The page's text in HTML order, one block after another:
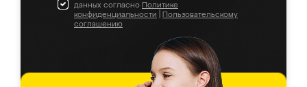
данных согласно Политике
конфиденциальности
Пользовательскому
соглашению